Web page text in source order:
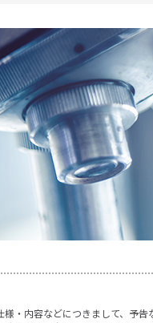
・内容などにつきまして、予告